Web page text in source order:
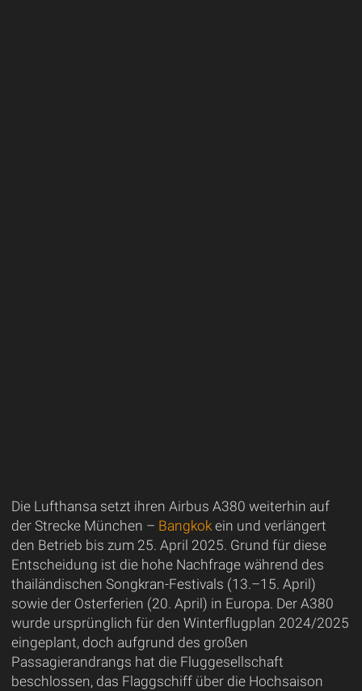
Die Lufthansa setzt ihren Airbus A380 weiterhin auf
der Strecke München – Bangkokein und verlängert
den Betrieb bis zum 25. April 2025. Grund für diese
Entscheidung ist die hohe Nachfrage während des
thailändischen Songkran-Festivals (13.–15. April)
sowie der Osterferien (20. April) in Europa. Der A380
wurde ursprünglich für den Winterflugplan 2024/2025
eingeplant, doch aufgrund des großen
Passagierandrangs hat die Fluggesellschaft
beschlossen, das Flaggschiff über die Hochsaison